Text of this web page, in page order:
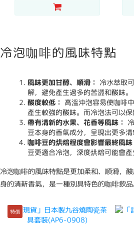
冷泡咖啡的風味特點
風味更加甘醇、順滑： 冷水萃取
解，避免產生過多的苦澀和酸味。
酸度較低： 高溫沖泡容易使咖啡
產生較強的酸味。而冷泡法可以保
帶有清新的水果、花香等風味：
豆本身的香氣成分，呈現出更多清
咖啡豆的烘焙程度會影響最終風味
豆更適合冷泡，深度烘焙可能會產
冷泡咖啡的風味特點是更加柔和、順滑，
身的清新香氣，是一種別具特色的咖啡飲品
特價